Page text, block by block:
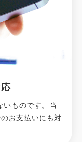
いものです。当
お支払いにも対